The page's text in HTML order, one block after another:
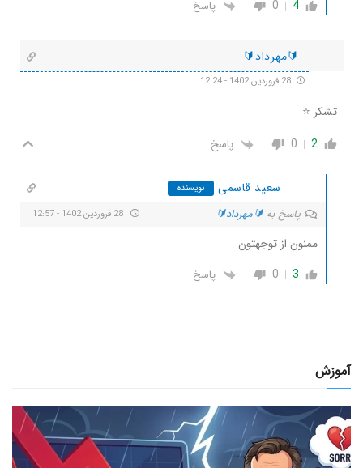
4
0 پاسخ
🔰مهرداد🔰
تشکر ⭐
2
0 پاسخ
سعید قاسمی نویسنده
پاسخ به 🔰مهرداد🔰
ممنون از توجهتون
3
0 پاسخ
آموزش